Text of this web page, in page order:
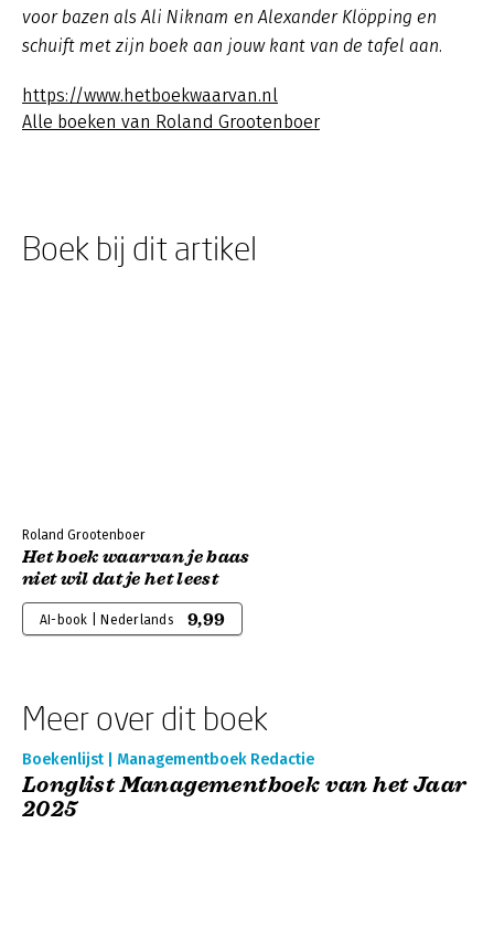
voor bazen als Ali Niknam en Alexander Klöpping en
schuift met zijn boek aan jouw kant van de tafel aan.
https://www.hetboekwaarvan.nl
Alle boeken van Roland Grootenboer
Boek bij dit artikel
Roland Grootenboer
Het boek waarvan je baas
niet wil dat je het leest
AI-book | Nederlands 9,99
Meer over dit boek
Boekenlijst | Managementboek Redactie
Longlist Managementboek van het Jaar
2025